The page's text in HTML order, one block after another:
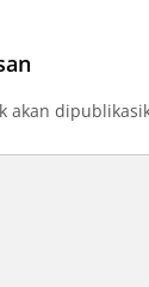
akan